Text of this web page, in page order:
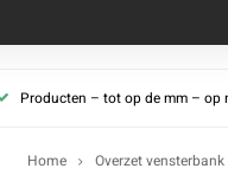
Producten – tot op de mm – op
Home Overzet